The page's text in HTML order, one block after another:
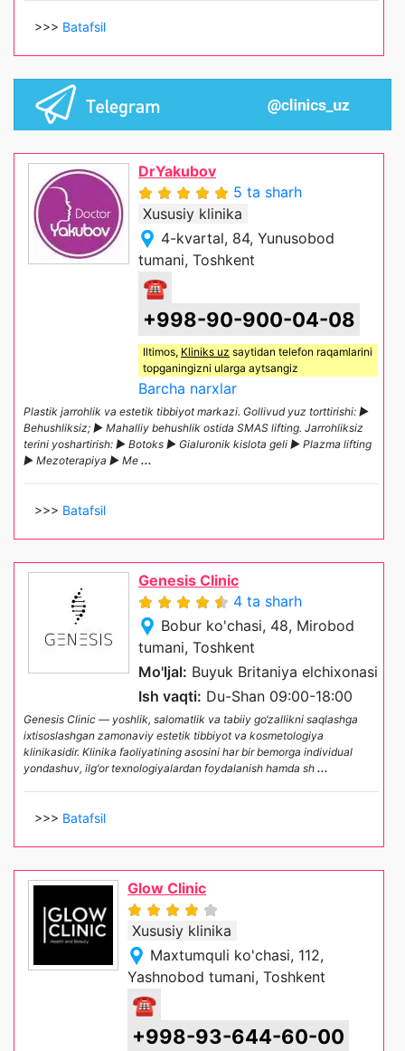
>>> Batafsil
DrYakubov
5 ta sharh
Xususiy klinika
4-kvartal, 84, Yunusobod
tumani, Toshkent
☎
+998-90-900-04-08
Iltimos, Kliniks uz saytidan telefon raqamlarini
topganingizni ularga aytsangiz
Barcha narxlar
Plastik jarrohlik va estetik tibbiyot markazi. Gollivud yuz torttirishi: ►
Behushliksiz; ► Mahalliy behushlik ostida SMAS lifting. Jarrohliksiz
terini yoshartirish: ► Botoks ► Gialuronik kislota geli ► Plazma lifting
► Mezoterapiya ► Me ...
>>> Batafsil
Genesis Clinic
4 ta sharh
Bobur ko'chasi, 48, Mirobod
tumani, Toshkent
Mo'ljal: Buyuk Britaniya elchixonasi
Ish vaqti: Du-Shan 09:00-18:00
Genesis Clinic — yoshlik, salomatlik va tabiiy go‘zallikni saqlashga
ixtisoslashgan zamonaviy estetik tibbiyot va kosmetologiya
klinikasidir. Klinika faoliyatining asosini har bir bemorga individual
yondashuv, ilg‘or texnologiyalardan foydalanish hamda sh ...
>>> Batafsil
Glow Clinic
Xususiy klinika
Maxtumquli ko'chasi, 112,
Yashnobod tumani, Toshkent
☎
+998-93-644-60-00